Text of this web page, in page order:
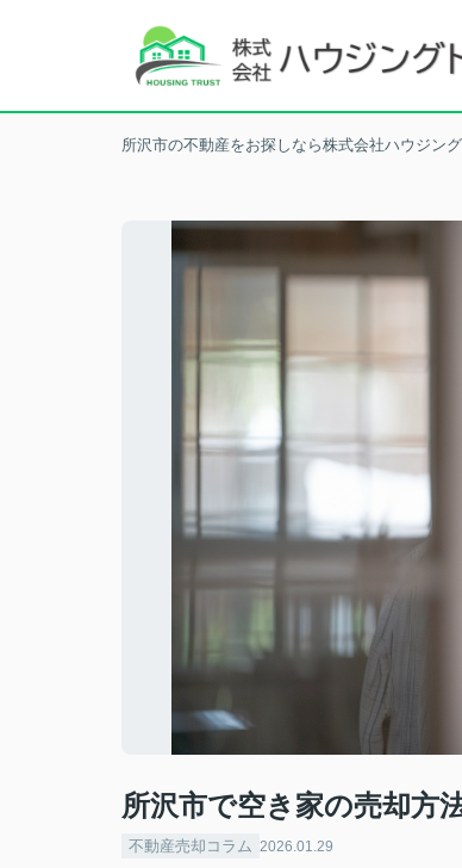
所沢市の不動産をお探しなら株式会社ハウジン
所沢市で空き家の売却方
不動産売却コラム 2026.01.29